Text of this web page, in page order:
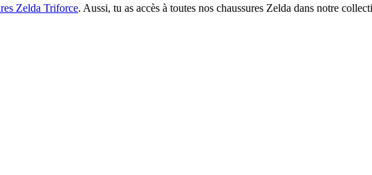
Zelda Triforce. Aussi, tu as accès à toutes nos chaussures Zelda dans notre